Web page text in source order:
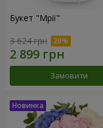
Букет "Мрії"
3 624 грн
Замовити